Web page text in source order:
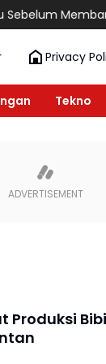
Membangun
Privacy
Tekno
Produksi